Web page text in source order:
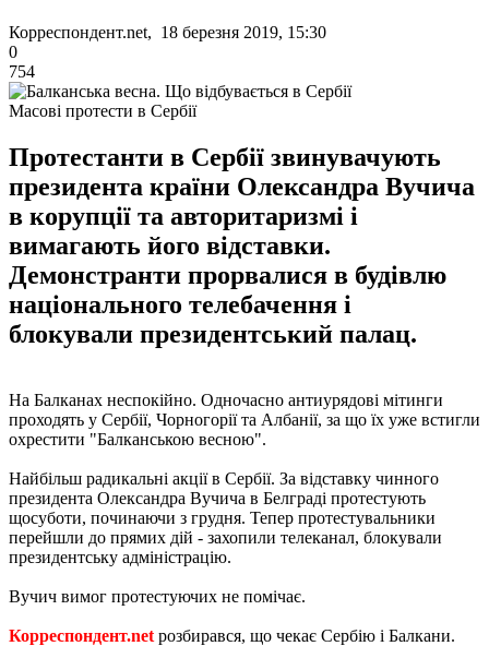
Корреспондент.net, 18 березня 2019, 15:30
0
754
Масові протести в Сербії
Протестанти в Сербії звинувачують
президента країни Олександра Вучича
в корупції та авторитаризмі і
вимагають його відставки.
Демонстранти прорвалися в будівлю
національного телебачення і
блокували президентський палац.
На Балканах неспокійно. Одночасно антиурядові мітинги
проходять у Сербії, Чорногорії та Албанії, за що їх уже встигли
охрестити "Балканською весною".
Найбільш радикальні акції в Сербії. За відставку чинного
президента Олександра Вучича в Белграді протестують
щосуботи, починаючи з грудня. Тепер протестувальники
перейшли до прямих дій - захопили телеканал, блокували
президентську адміністрацію.
Вучич вимог протестуючих не помічає.
Корреспондент.net розбирався, що чекає Сербію і Балкани.